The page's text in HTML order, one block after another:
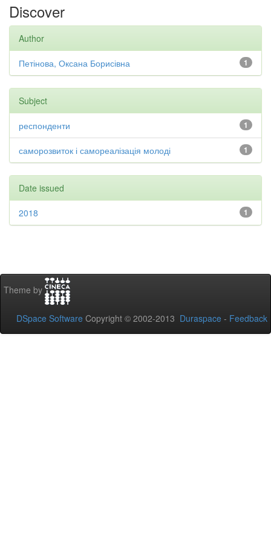
Discover
Author
1
Петінова, Оксана Борисівна
Subject
1
респонденти
1
саморозвиток і самореалізація молоді
Date issued
1
2018
Theme by
DSpace Software Copyright © 2002-2013 Duraspace - Feedback